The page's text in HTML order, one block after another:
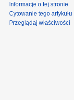
Informacje o tej stronie
Cytowanie tego artykułu
Przeglądaj właściwości